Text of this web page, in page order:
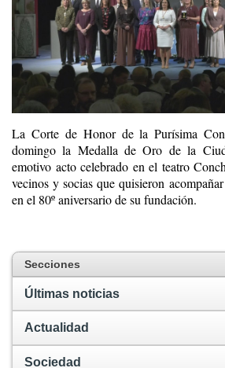
La Corte de Honor de la Purísima
domingo la Medalla de Oro de la
emotivo acto celebrado en el teatro
vecinos y socias que quisieron
en el 80º aniversario de su fundación.
Secciones
Últimas noticias
Actualidad
Sociedad